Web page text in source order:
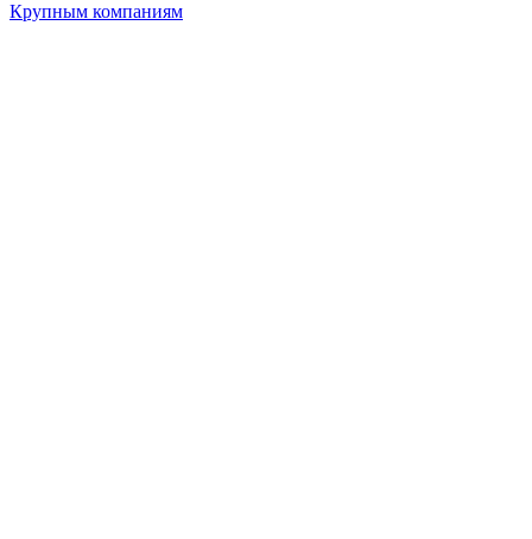
Крупным компаниям